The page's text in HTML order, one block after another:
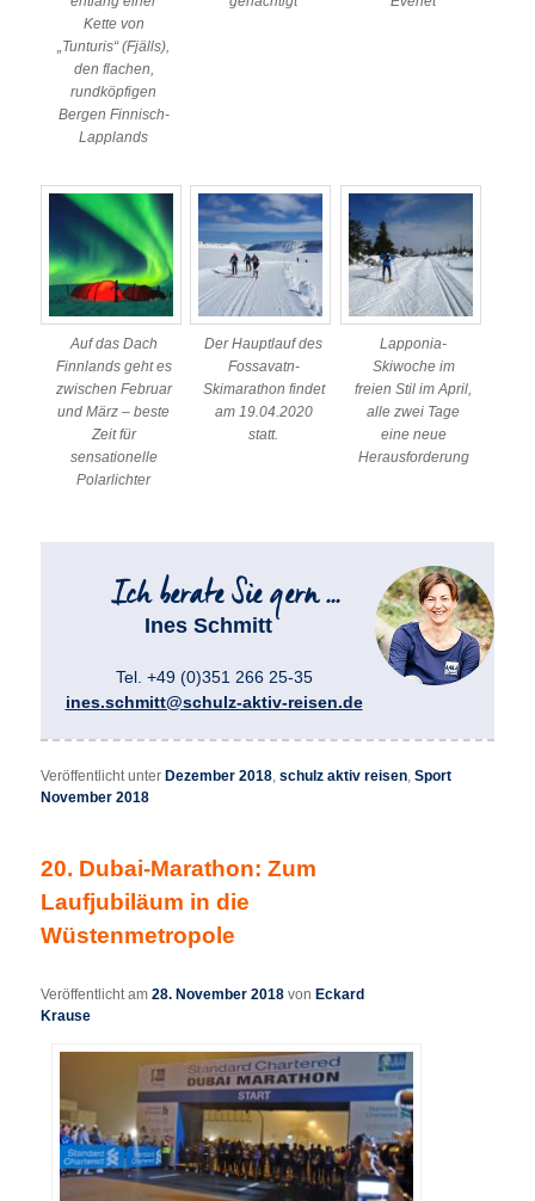
Kette von
„Tunturis“ (Fjälls),
den flachen,
rundköpfigen
Bergen Finnisch-
Lapplands
Auf das Dach
Finnlands geht es
zwischen Februar
und März – beste
Zeit für
sensationelle
Polarlichter
Der Hauptlauf des
Fossavatn-
Skimarathon findet
am 19.04.2020
statt.
Lapponia-
Skiwoche im
freien Stil im April,
alle zwei Tage
eine neue
Herausforderung
Ines Schmitt
Tel. +49 (0)351 266 25-35
ines.schmitt@schulz-aktiv-reisen.de
Veröffentlicht unter Dezember 2018,schulz aktiv reisen,Sport
November 2018
20. Dubai-Marathon: Zum
Laufjubiläum in die
Wüstenmetropole
Veröffentlicht am28. November 2018 vonEckard
Krause